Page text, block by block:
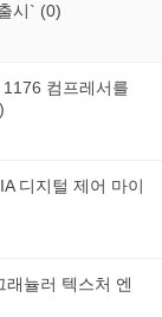
시` (0)
컴프레서를
디지털 제어 마이
뉼러 텍스처 엔